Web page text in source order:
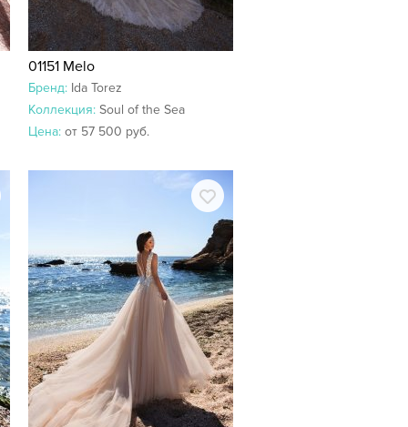
01151 Melo
Бренд: Ida Torez
Коллекция: Soul of the Sea
Цена: от 57 500 руб.